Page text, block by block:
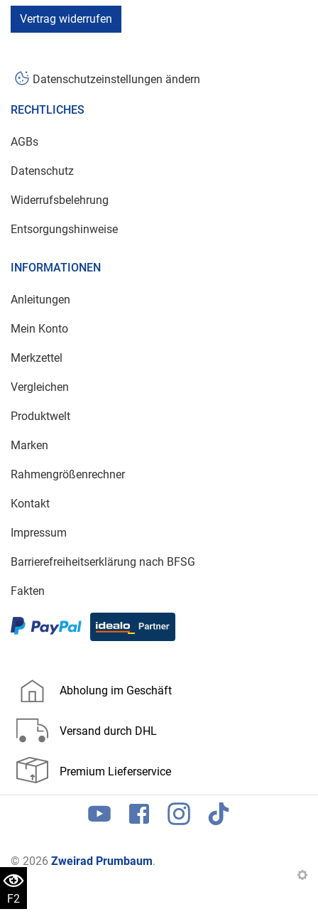
F2
Vertrag widerrufen
Datenschutzeinstellungen ändern
RECHTLICHES
AGBs
Datenschutz
Widerrufsbelehrung
Entsorgungshinweise
INFORMATIONEN
Anleitungen
Mein Konto
Merkzettel
Vergleichen
Produktwelt
Marken
Rahmengrößenrechner
Kontakt
Impressum
Barrierefreiheitserklärung nach BFSG
Fakten
Abholung im Geschäft
Versand durch DHL
Premium Lieferservice
© 2026 Zweirad Prumbaum.